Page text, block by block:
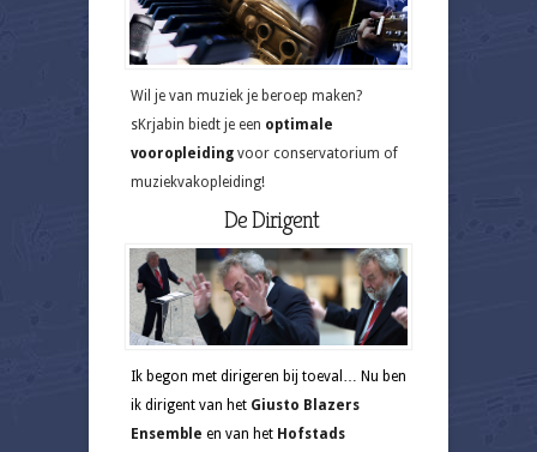
Wil je van muziek je beroep maken?
sKrjabin biedt je een optimale
vooropleiding voor conservatorium of
muziekvakopleiding!
De Dirigent
Ik begon met dirigeren bij toeval… Nu ben
ik dirigent van het Giusto Blazers
Ensemble en van het Hofstads